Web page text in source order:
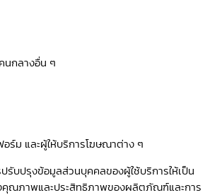
นกลางอื่น ๆ
ร์ม และผู้ให้บริการโฆษณาต่าง ๆ
ปรับปรุงข้อมูลส่วนบุคคลของผู้ใช้บริการให้เป็น
คุณภาพและประสิทธิภาพของผลิตภัณฑ์และการ